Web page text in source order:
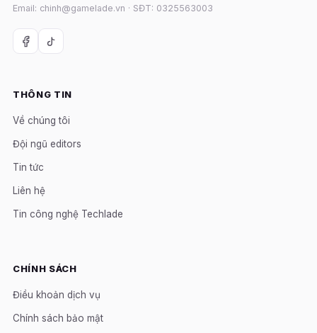
Email: chinh@gamelade.vn · SĐT: 0325563003
THÔNG TIN
Về chúng tôi
Đội ngũ editors
Tin tức
Liên hệ
Tin công nghệ Techlade
CHÍNH SÁCH
Điều khoản dịch vụ
Chính sách bảo mật